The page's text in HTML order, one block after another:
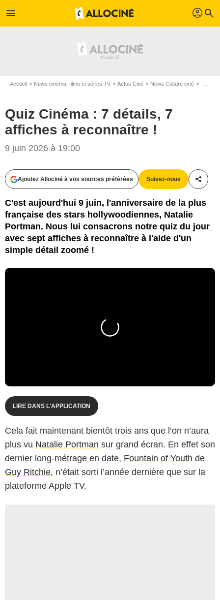
menu profil search
Accueil News cinéma, films et séries TV Actus Ciné News Culture ciné
Quiz Cinéma : 7 détails, 7
affiches à reconnaître !
9 juin 2026 à 19:00
Ajoutez Allociné à vos sources préférées Suivez-nous
C'est aujourd'hui 9 juin, l'anniversaire de la plus
française des stars hollywoodiennes, Natalie
Portman. Nous lui consacrons notre quiz du jour
avec sept affiches à reconnaître à l'aide d'un
simple détail zoomé !
LIRE DANS L'APPLICATION
Cela fait maintenant bientôt trois ans que l’on n’aura
plus vu Natalie Portman sur grand écran. En effet son
dernier long-métrage en date, Fountain of Youth de
Guy Ritchie, n’était sorti l’année dernière que sur la
plateforme Apple TV.